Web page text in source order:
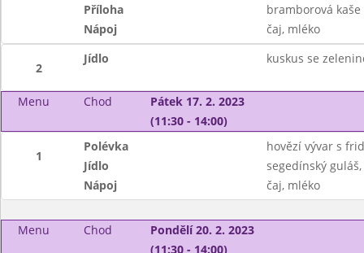
Příloha
bramborová kaše
Nápoj
čaj, mléko
2
Jídlo kuskus se
Menu Chod
Pátek 17. 2. 2023
(11:30 - 14:00)
1
Polévka
hovězí vývar s
Jídlo
segedínský
Nápoj
čaj, mléko
Menu Chod
Pondělí 20. 2. 2023
(11:30 - 14:00)